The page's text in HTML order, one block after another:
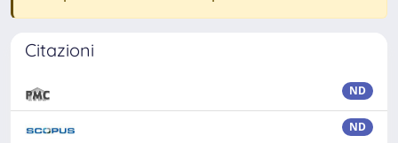
Citazioni
ND
ND